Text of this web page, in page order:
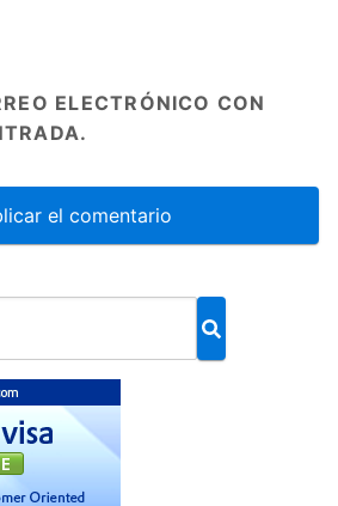
ELECTRÓNICO CON